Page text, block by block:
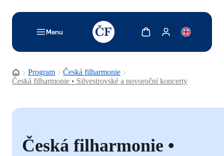
Menu
TODO: Add description for reader
Zobrazit košíkZobrazit můj účet
Domovská stránka
Program
Česká filharmonie
Česká filharmonie • Silvestrovské a novoroční koncerty
Česká filharmonie •